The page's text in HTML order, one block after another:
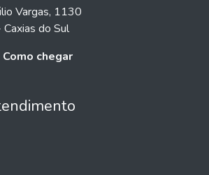
Vargas, 1130
do Sul
chegar